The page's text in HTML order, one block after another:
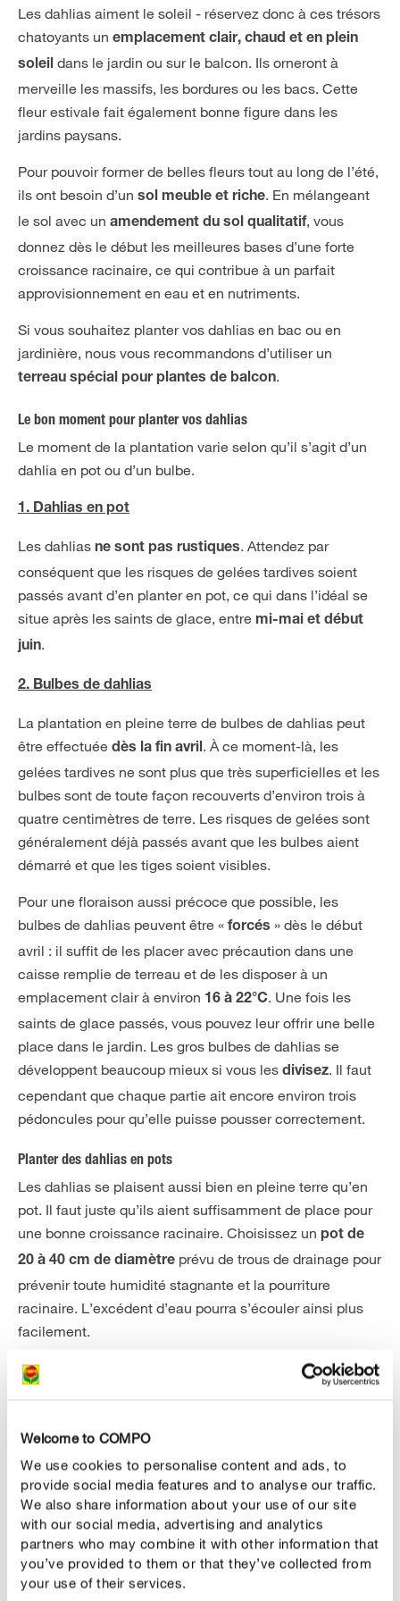
Welcome to COMPO
We use cookies to personalise content and ads, to
provide social media features and to analyse our traffic.
We also share information about your use of our site
with our social media, advertising and analytics
partners who may combine it with other information that
you’ve provided to them or that they’ve collected from
your use of their services.
Les dahlias aiment le soleil - réservez donc à ces trésors
chatoyants un emplacement clair, chaud et en plein
soleil dans le jardin ou sur le balcon. Ils orneront à
merveille les massifs, les bordures ou les bacs. Cette
fleur estivale fait également bonne figure dans les
jardins paysans.
Pour pouvoir former de belles fleurs tout au long de l’été,
ils ont besoin d’un sol meuble et riche. En mélangeant
le sol avec un amendement du sol qualitatif, vous
donnez dès le début les meilleures bases d’une forte
croissance racinaire, ce qui contribue à un parfait
approvisionnement en eau et en nutriments.
Si vous souhaitez planter vos dahlias en bac ou en
jardinière, nous vous recommandons d’utiliser un
terreau spécial pour plantes de balcon.
Le bon moment pour planter vos dahlias
Le moment de la plantation varie selon qu’il s’agit d’un
dahlia en pot ou d’un bulbe.
1. Dahlias en pot
Les dahlias ne sont pas rustiques. Attendez par
conséquent que les risques de gelées tardives soient
passés avant d’en planter en pot, ce qui dans l’idéal se
situe après les saints de glace, entre mi-mai et début
juin.
2. Bulbes de dahlias
La plantation en pleine terre de bulbes de dahlias peut
être effectuée dès la fin avril. À ce moment-là, les
gelées tardives ne sont plus que très superficielles et les
bulbes sont de toute façon recouverts d’environ trois à
quatre centimètres de terre. Les risques de gelées sont
généralement déjà passés avant que les bulbes aient
démarré et que les tiges soient visibles.
Pour une floraison aussi précoce que possible, les
bulbes de dahlias peuvent être « forcés » dès le début
avril : il suffit de les placer avec précaution dans une
caisse remplie de terreau et de les disposer à un
emplacement clair à environ 16 à 22°C. Une fois les
saints de glace passés, vous pouvez leur offrir une belle
place dans le jardin. Les gros bulbes de dahlias se
développent beaucoup mieux si vous les divisez. Il faut
cependant que chaque partie ait encore environ trois
pédoncules pour qu’elle puisse pousser correctement.
Planter des dahlias en pots
Les dahlias se plaisent aussi bien en pleine terre qu’en
pot. Il faut juste qu’ils aient suffisamment de place pour
une bonne croissance racinaire. Choisissez un pot de
20 à 40 cm de diamètre prévu de trous de drainage pour
prévenir toute humidité stagnante et la pourriture
racinaire. L’excédent d’eau pourra s’écouler ainsi plus
facilement.
Avant d’installer la plante, déposez une
couche de
le trou de plantation, comblez les espaces vides avec du
terreau et tassez fermement. Arrosez la terre tout autour
de la plante pour faciliter son enracinement.
Planter des bulbes de dahlias
Aussi les dahlias en pleine terre ont besoin de
suffisamment de place pour un développement optimal.